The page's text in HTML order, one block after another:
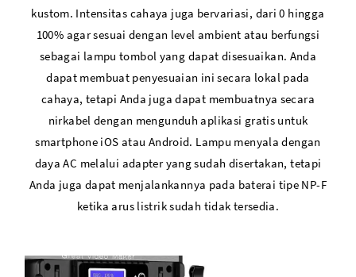
kustom. Intensitas cahaya juga bervariasi, dari 0 hingga
100% agar sesuai dengan level ambient atau berfungsi
sebagai lampu tombol yang dapat disesuaikan. Anda
dapat membuat penyesuaian ini secara lokal pada
cahaya, tetapi Anda juga dapat membuatnya secara
nirkabel dengan mengunduh aplikasi gratis untuk
smartphone iOS atau Android. Lampu menyala dengan
daya AC melalui adapter yang sudah disertakan, tetapi
Anda juga dapat menjalankannya pada baterai tipe NP-F
ketika arus listrik sudah tidak tersedia.